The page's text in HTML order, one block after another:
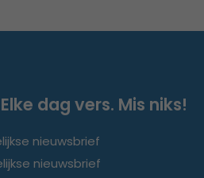
dag vers. Mis niks!
nieuwsbrief
nieuwsbrief